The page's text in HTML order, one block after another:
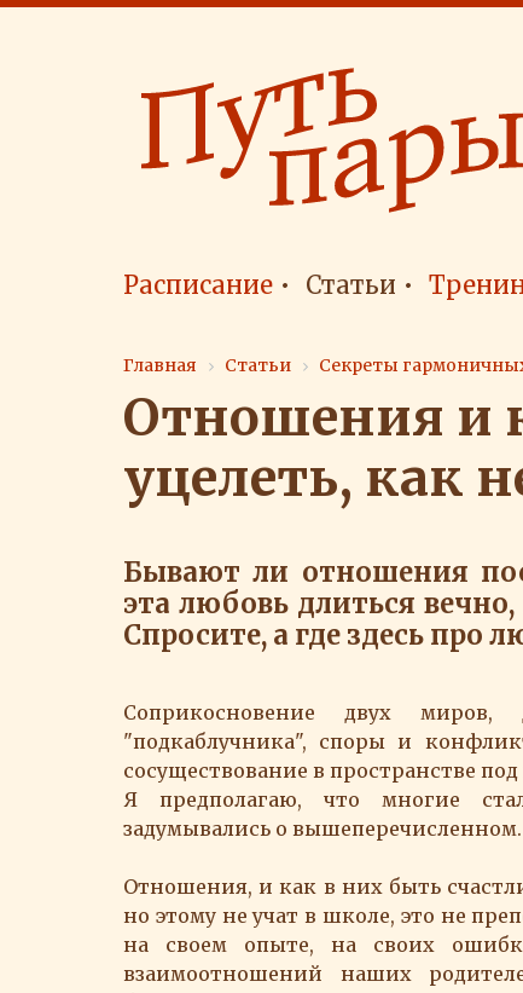
Расписание Статьи
Главная Статьи Секреты
Отношения и
уцелеть, как
Бывают ли отношения
эта любовь длиться
Спросите, а где здесь про
Соприкосновение двух
"подкаблучника", споры и
сосуществование в пространстве
Я предполагаю, что многие
задумывались о вышеперечисленном.
Отношения, и как в них быть
но этому не учат в школе, это не
на своем опыте, на своих
взаимоотношений наших